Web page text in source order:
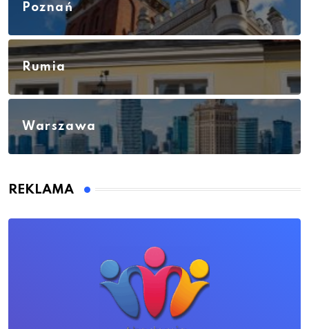
Poznań
Rumia
Warszawa
REKLAMA